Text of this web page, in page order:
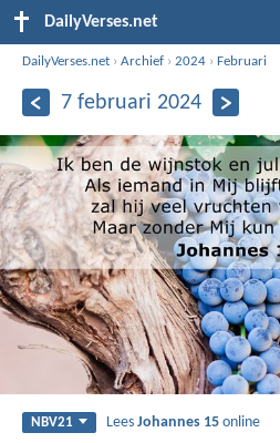
DailyVerses.net
DailyVerses.net ›Archief ›2024 ›Februari
7 februari 2024
NBV21 LeesJohannes 15 online